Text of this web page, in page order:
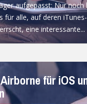
aufgepasst: Nur noch
für alle, auf deren
eine interessante...
für iOS